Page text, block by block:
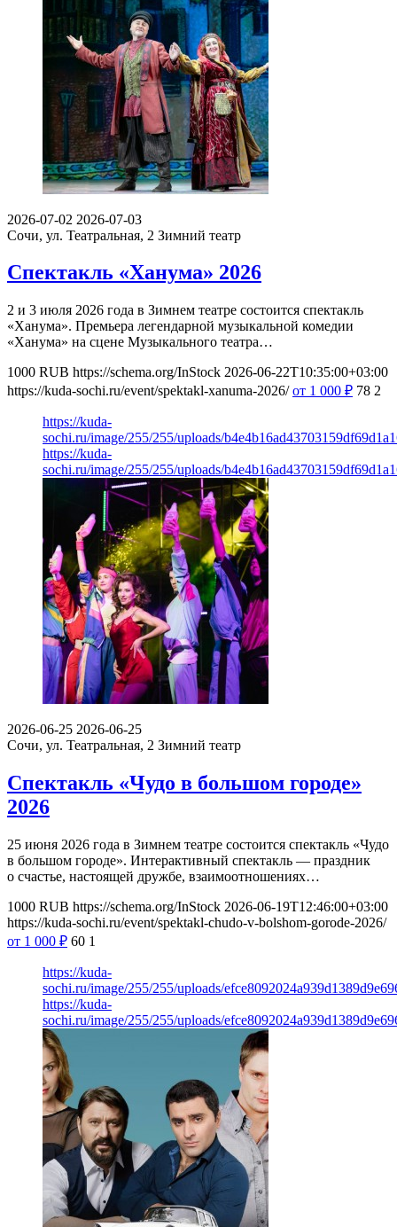
2026-07-02 2026-07-03
Сочи, ул. Театральная, 2 Зимний театр
Спектакль «Ханума» 2026
2 и 3 июля 2026 года в Зимнем театре состоится спектакль
«Ханума». Премьера легендарной музыкальной комедии
«Ханума» на сцене Музыкального театра…
1000 RUB https://schema.org/InStock 2026-06-22T10:35:00+03:00
https://kuda-sochi.ru/event/spektakl-xanuma-2026/ от 1 000 ₽ 78 2
https://kuda-
sochi.ru/image/255/255/uploads/
https://kuda-
sochi.ru/image/255/255/uploads/
2026-06-25 2026-06-25
Сочи, ул. Театральная, 2 Зимний театр
Спектакль «Чудо в большом городе»
2026
25 июня 2026 года в Зимнем театре состоится спектакль «Чудо
в большом городе». Интерактивный спектакль — праздник
о счастье, настоящей дружбе, взаимоотношениях…
1000 RUB https://schema.org/InStock 2026-06-19T12:46:00+03:00
https://kuda-sochi.ru/event/spektakl-chudo-v-bolshom-gorode-2026/
от 1 000 ₽ 60 1
https://kuda-
sochi.ru/image/255/255/uploads/
https://kuda-
sochi.ru/image/255/255/uploads/